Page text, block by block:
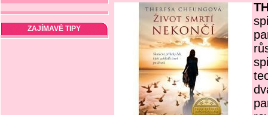
ZAJÍMAVÉ TIPY